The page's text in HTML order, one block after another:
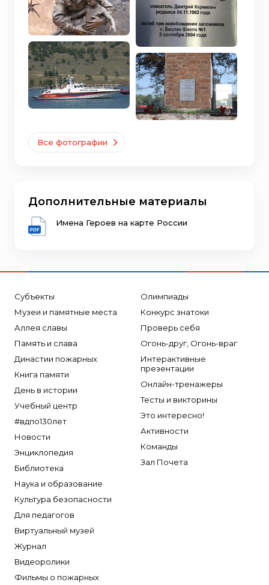
Все фотографии
Дополнительные материалы
Имена Героев на карте России
Субъекты
Музеи и памятные места
Аллея славы
Память и слава
Династии пожарных
Книга памяти
День в истории
Учебный центр
#вдпо130лет
Новости
Энциклопедия
Библиотека
Наука и образование
Культура безопасности
Для педагогов
Виртуальный музей
Журнал
Видеоролики
Фильмы о пожарных
Олимпиады
Конкурс знатоки
Проверь себя
Огонь-друг, Огонь-враг
Интерактивные
презентации
Онлайн-тренажеры
Тесты и викторины
Это интересно!
Активности
Команды
Зал Почета